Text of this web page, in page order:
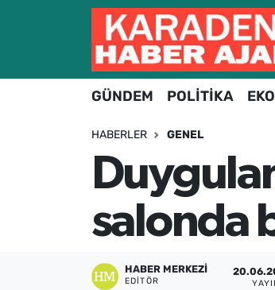
GÜNDEM POLİTİKA
HABERLER GENEL
salonda
HABER MERKEZI
EDITÖR
Hava Durumu
Trafik Durumu
Süper Lig Puan Durumu ve Fikstür
Tüm Manşetler
Son Dakika Haberleri
Haber Arşivi